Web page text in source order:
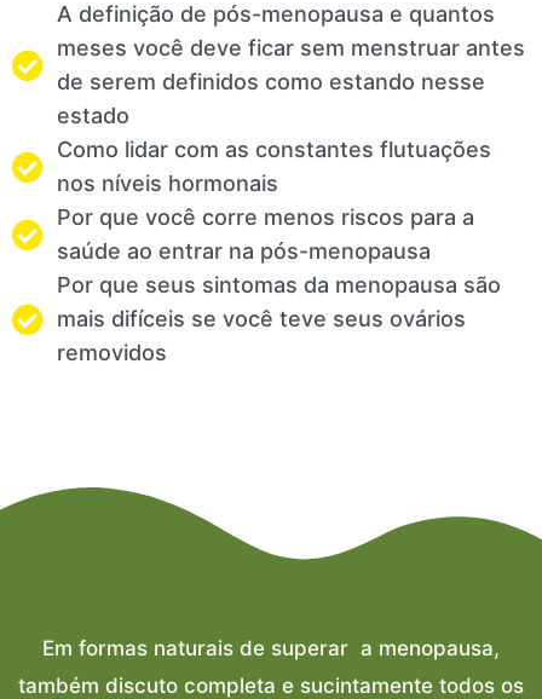
A definição de pós-menopausa e quantos
meses você deve ficar sem menstruar antes
de serem definidos como estando nesse
estado
Como lidar com as constantes flutuações
nos níveis hormonais
Por que você corre menos riscos para a
saúde ao entrar na pós-menopausa
Por que seus sintomas da menopausa são
mais difíceis se você teve seus ovários
removidos
Em formas naturais de superar a menopausa,
também discuto completa e sucintamente todos os